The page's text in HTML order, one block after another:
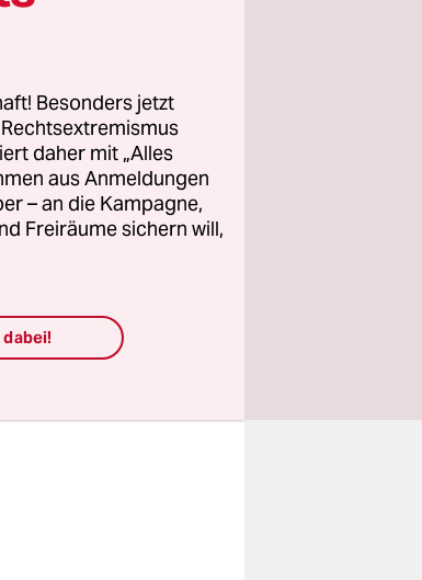
Besonders jetzt
daher mit „Alles
aus Anmeldungen
– an die Kampagne,
Freiräume sichern will,